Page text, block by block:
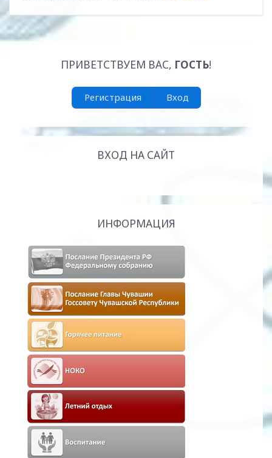
ПРИВЕТСТВУЕМ ВАС, ГОСТЬ!
Регистрация Вход
ВХОД НА САЙТ
ИНФОРМАЦИЯ